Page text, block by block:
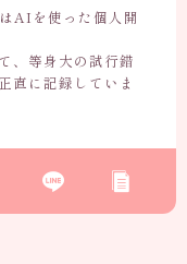
AIを使った個人開
、等身大の試行錯
直に記録していま